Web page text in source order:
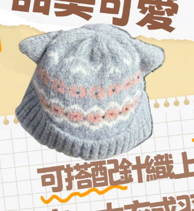
即時審查核予不同之上限額度；若仍有額度不足之情形，本
結果請求用戶進行身份認證。
５．嚴禁一人註冊多個帳號或使用他人資訊註冊。若發現惡
形，恩沛科技股份有限公司將有權停止該用戶之使用額度並
動。